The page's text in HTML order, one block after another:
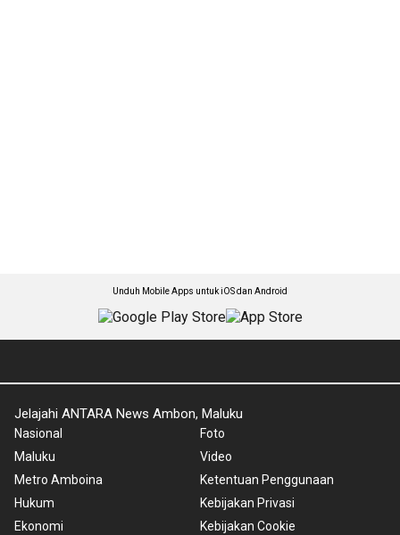
Unduh Mobile Apps untuk iOS dan Android
Jelajahi ANTARA News Ambon, Maluku
Nasional
Maluku
Metro Amboina
Hukum
Ekonomi
Foto
Video
Ketentuan Penggunaan
Kebijakan Privasi
Kebijakan Cookie